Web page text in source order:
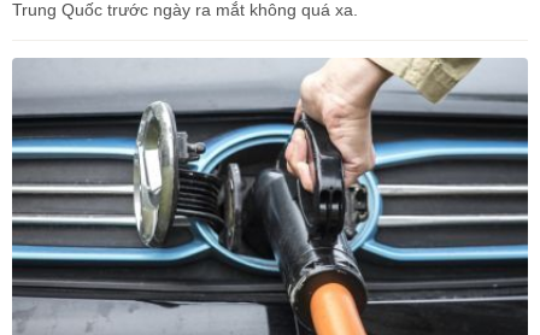
Trung Quốc trước ngày ra mắt không quá xa.